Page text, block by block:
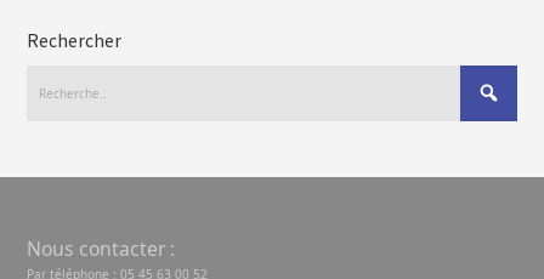
Rechercher
Nous contacter :
Par téléphone : 05 45 63 00 52